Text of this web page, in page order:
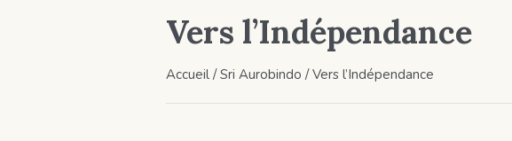
Vers l’Indépendance
Accueil /Sri Aurobindo / Vers l’Indépendance